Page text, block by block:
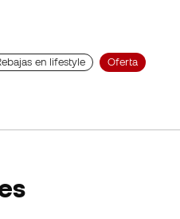
en lifestyle Oferta